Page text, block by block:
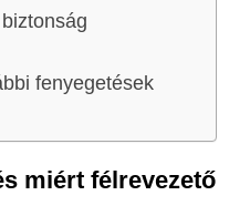
fenyegetések
miért félrevezető